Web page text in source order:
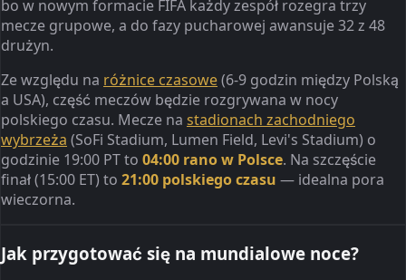
bo w nowym formacie FIFA każdy zespół rozegra trzy
mecze grupowe, a do fazy pucharowej awansuje 32 z 48
drużyn.
Ze względu na różnice czasowe(6-9 godzin między Polską
a USA), część meczów będzie rozgrywana w nocy
polskiego czasu. Mecze na stadionach zachodniego
wybrzeża (SoFi Stadium, Lumen Field, Levi's Stadium) o
godzinie 19:00 PT to 04:00 rano w Polsce. Na szczęście
finał (15:00 ET) to 21:00 polskiego czasu — idealna pora
wieczorna.
Jak przygotować się na mundialowe noce?